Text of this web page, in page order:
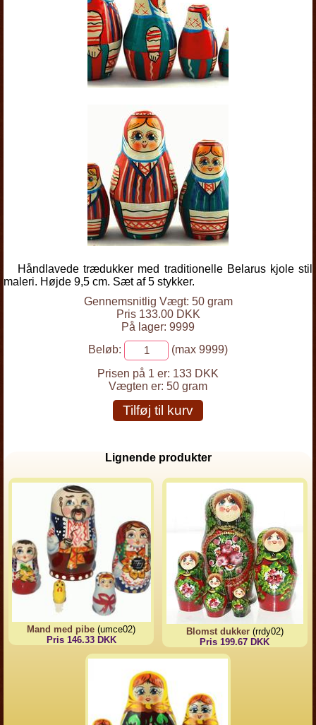
Håndlavede trædukker med traditionelle Belarus kjole stil
maleri. Højde 9,5 cm. Sæt af 5 stykker.
Gennemsnitlig Vægt: 50 gram
Pris 133.00 DKK
På lager: 9999
Beløb:
(max 9999)
Prisen på 1 er: 133 DKK
Vægten er: 50 gram
Tilføj til kurv
Lignende produkter
Mand med pibe (umce02)
Pris 146.33 DKK
Blomst dukker(rrdy02)
Pris 199.67 DKK